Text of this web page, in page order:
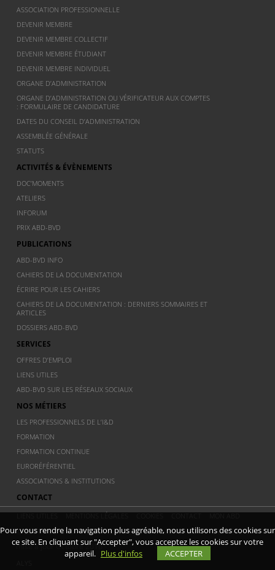
ASSOCIATION PROFESSIONNELLE
DEVENIR MEMBRE
DEVENIR MEMBRE COLLECTIF
DEVENIR MEMBRE ÉTUDIANT
DEVENIR MEMBRE INDIVIDUEL
ORGANE D’ADMINISTRATION
ORGANE D’ADMINISTRATION OU VÉRIFICATEUR AUX COMPTES
: FORMULAIRE DE CANDIDATURE
DATES DU CONSEIL D’ADMINISTRATION
ASSEMBLÉE GÉNÉRALE
STATUTS
ACTIVITÉS & ÉVÈNEMENTS
DOC’MOMENTS
ATELIERS
INFORUM
PRIX ABD-BVD
PUBLICATIONS
ABD-BVD INFO
CAHIERS DE LA DOCUMENTATION
ÉCRIRE POUR LES CAHIERS
CAHIERS DE LA DOCUMENTATION : DERNIERS SOMMAIRES ET
ARTICLES
DOSSIERS ABD-BVD
SERVICES
OFFRES D’EMPLOI
LIENS UTILES
ABD-BVD SUR LES RÉSEAUX SOCIAUX
NOS MÉTIERS
LES PROFESSIONNELS DE L’I&D
FORMATION
FORMATION CONTINUE
EURORÉFÉRENTIEL
ASSOCIATIONS & INSTITUTIONS
CONTACT
© 2011 ABD BVD - Association Belge de documentation - Dernière
mise à jour Octobre 2016 -
Pour vous rendre la navigation plus agréable, nous utilisons des cookies sur
ce site. En cliquant sur "Accepter", vous acceptez les cookies sur votre
appareil. Plus d'infos ACCEPTER